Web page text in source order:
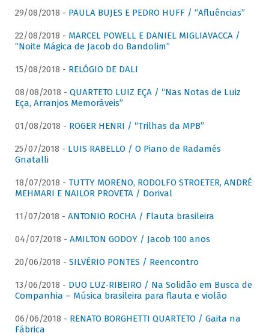
29/08/2018 - PAULA BUJES E PEDRO HUFF / “Afluências”
22/08/2018 - MARCEL POWELL E DANIEL MIGLIAVACCA /
“Noite Mágica de Jacob do Bandolim”
15/08/2018 - RELÓGIO DE DALI
08/08/2018 - QUARTETO LUIZ EÇA / “Nas Notas de Luiz
Eça, Arranjos Memoráveis”
01/08/2018 - ROGER HENRI / “Trilhas da MPB”
25/07/2018 - LUIS RABELLO / O Piano de Radamés
Gnatalli
18/07/2018 - TUTTY MORENO, RODOLFO STROETER, ANDRÉ
MEHMARI E NAILOR PROVETA / Dorival
11/07/2018 - ANTONIO ROCHA / Flauta brasileira
04/07/2018 - AMILTON GODOY / Jacob 100 anos
20/06/2018 - SILVÉRIO PONTES / Reencontro
13/06/2018 - DUO LUZ-RIBEIRO / Na Solidão em Busca de
Companhia – Música brasileira para flauta e violão
06/06/2018 - RENATO BORGHETTI QUARTETO / Gaita na
Fábrica